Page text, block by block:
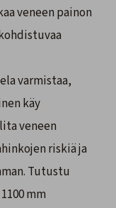
veneen painon
varmistaa,
käy
veneen
riskiä ja
Tutustu
1100 mm